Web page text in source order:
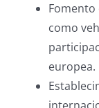
Fomento
como
europea.